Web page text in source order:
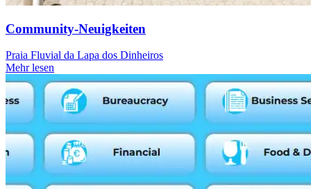
Community-Neuigkeiten
Praia Fluvial da Lapa dos Dinheiros
Mehr lesen